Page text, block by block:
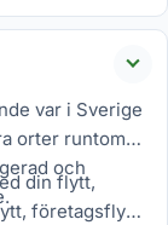
var i Sverige
orter runtom i
och
din flytt,
företagsflytt,